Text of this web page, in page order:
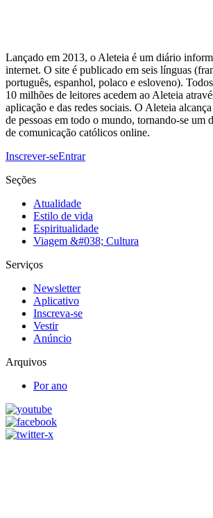
Lançado em 2013, o Aleteia é um diário
internet. O site é publicado em seis línguas
português, espanhol, polaco e esloveno).
10 milhões de leitores acedem ao Aleteia
aplicação e das redes sociais. O Aleteia
de pessoas em todo o mundo, tornando-se um
de comunicação católicos online.
Inscrever-seEntrar
Seções
Atualidade
Estilo de vida
Espiritualidade
Viagem &#038; Cultura
Serviços
Newsletter
Aplicativo
Inscreva-se
Vestir
Anúncio
Arquivos
Por ano